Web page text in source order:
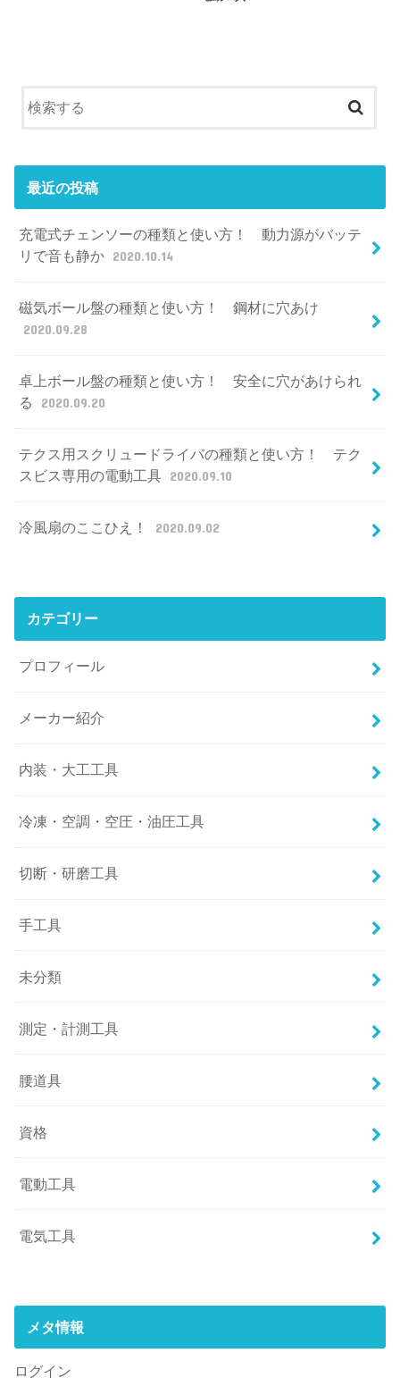
最近の投稿
充電式チェンソーの種類と使い方！ 動力源がバッテ
リで音も静か 2020.10.14
磁気ボール盤の種類と使い方！ 鋼材に穴あけ
2020.09.28
卓上ボール盤の種類と使い方！ 安全に穴があけられ
る
2020.09.20
テクス用スクリュードライバの種類と使い方！ テク
スビス専用の電動工具 2020.09.10
冷風扇のここひえ！ 2020.09.02
カテゴリー
プロフィール
メーカー紹介
内装・大工工具
冷凍・空調・空圧・油圧工具
切断・研磨工具
手工具
未分類
測定・計測工具
腰道具
資格
電動工具
電気工具
メタ情報
ログイン